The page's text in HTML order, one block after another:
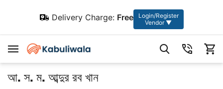
Delivery Charge: Free
Login/Register
Vendor ▼
আ. স. ম. আব্দুর রব খান